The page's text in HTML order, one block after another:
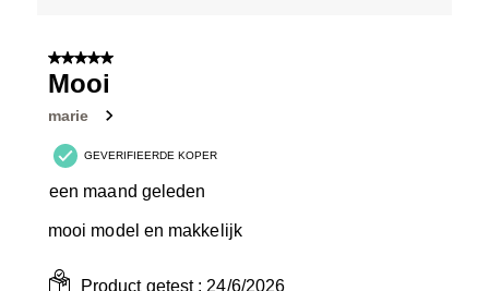
5 van 5 sterren.
Mooi
marie
GEVERIFIEERDE KOPER
een maand geleden
mooi model en makkelijk
Product getest : 24/6/2026